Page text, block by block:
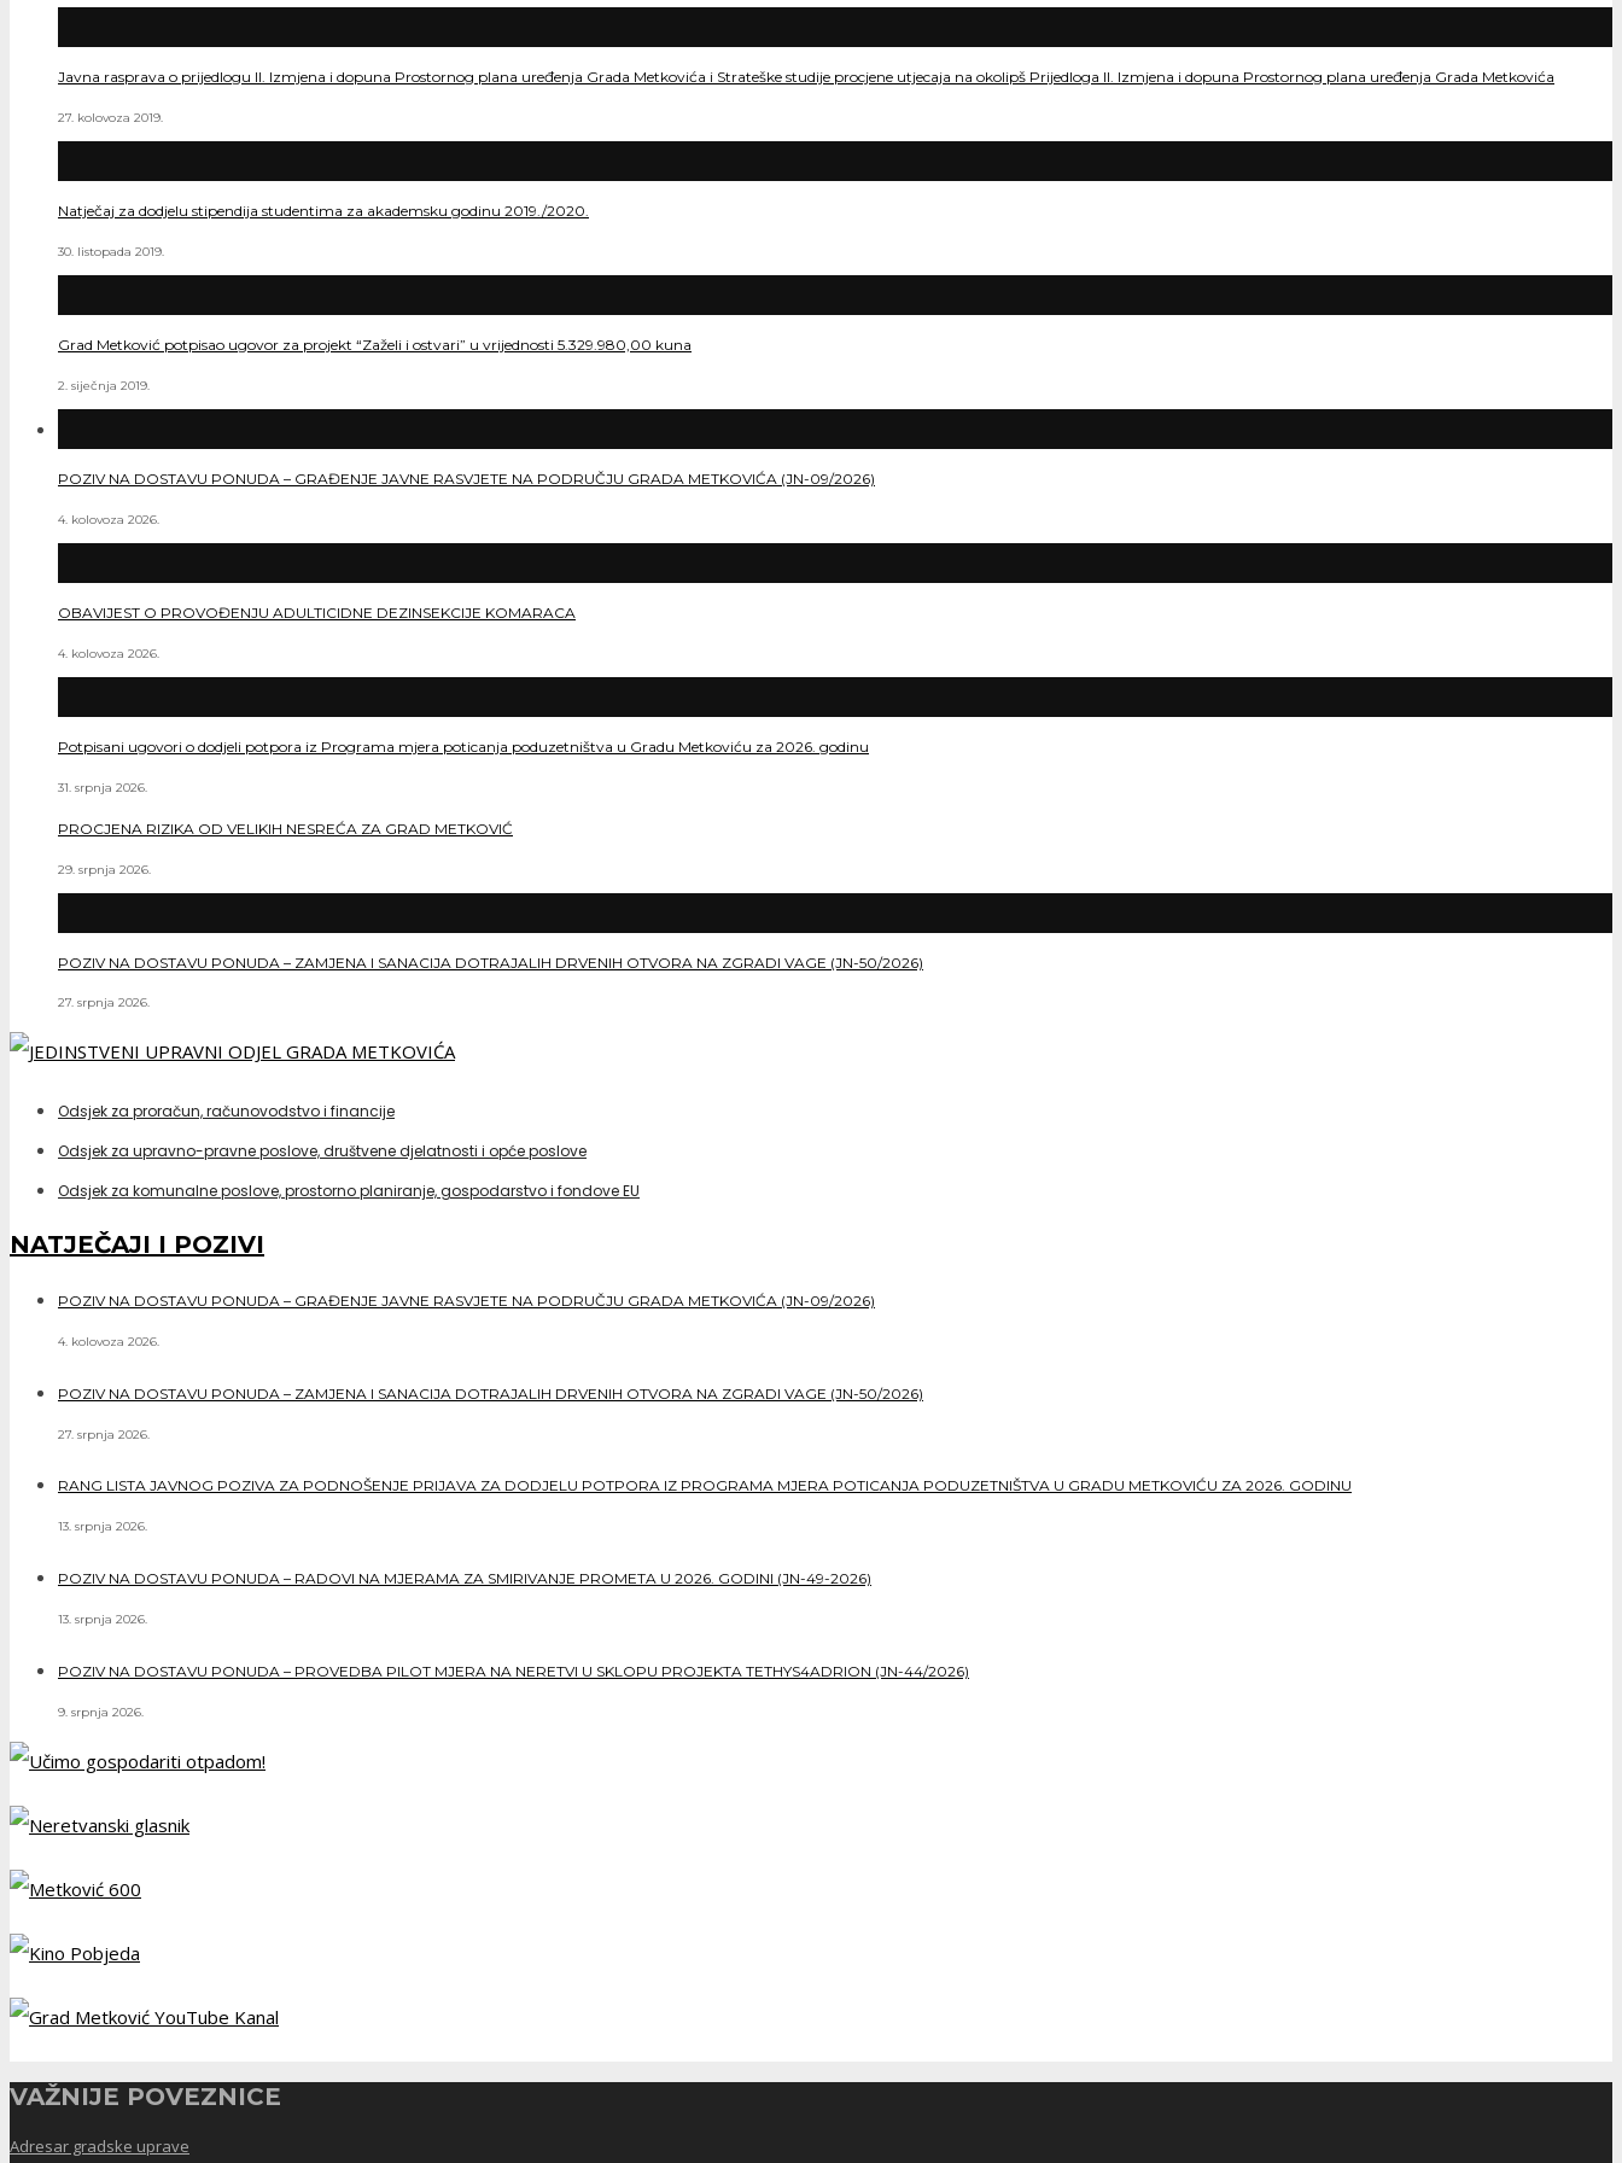
Javna rasprava o prijedlogu II. Izmjena i dopuna Prostornog plana uređenja Grada Metkovića i Strateške studije procjene utjecaja na okolipš Prijedloga II. Izmjena i dopuna Prostornog plana uređenja Grada Metkovića
27. kolovoza 2019.
Natječaj za dodjelu stipendija studentima za akademsku godinu 2019./2020.
30. listopada 2019.
Grad Metković potpisao ugovor za projekt “Zaželi i ostvari” u vrijednosti 5.329.980,00 kuna
2. siječnja 2019.
POZIV NA DOSTAVU PONUDA – GRAĐENJE JAVNE RASVJETE NA PODRUČJU GRADA METKOVIĆA (JN-09/2026)
4. kolovoza 2026.
OBAVIJEST O PROVOĐENJU ADULTICIDNE DEZINSEKCIJE KOMARACA
4. kolovoza 2026.
Potpisani ugovori o dodjeli potpora iz Programa mjera poticanja poduzetništva u Gradu Metkoviću za 2026. godinu
31. srpnja 2026.
PROCJENA RIZIKA OD VELIKIH NESREĆA ZA GRAD METKOVIĆ
29. srpnja 2026.
POZIV NA DOSTAVU PONUDA – ZAMJENA I SANACIJA DOTRAJALIH DRVENIH OTVORA NA ZGRADI VAGE (JN-50/2026)
27. srpnja 2026.
Odsjek za proračun, računovodstvo i financije
Odsjek za upravno-pravne poslove, društvene djelatnosti i opće poslove
Odsjek za komunalne poslove, prostorno planiranje, gospodarstvo i fondove EU
NATJEČAJI I POZIVI
POZIV NA DOSTAVU PONUDA – GRAĐENJE JAVNE RASVJETE NA PODRUČJU GRADA METKOVIĆA (JN-09/2026)
4. kolovoza 2026.
POZIV NA DOSTAVU PONUDA – ZAMJENA I SANACIJA DOTRAJALIH DRVENIH OTVORA NA ZGRADI VAGE (JN-50/2026)
27. srpnja 2026.
RANG LISTA JAVNOG POZIVA ZA PODNOŠENJE PRIJAVA ZA DODJELU POTPORA IZ PROGRAMA MJERA POTICANJA PODUZETNIŠTVA U GRADU METKOVIĆU ZA 2026. GODINU
13. srpnja 2026.
POZIV NA DOSTAVU PONUDA – RADOVI NA MJERAMA ZA SMIRIVANJE PROMETA U 2026. GODINI (JN-49-2026)
13. srpnja 2026.
POZIV NA DOSTAVU PONUDA – PROVEDBA PILOT MJERA NA NERETVI U SKLOPU PROJEKTA TETHYS4ADRION (JN-44/2026)
9. srpnja 2026.
VAŽNIJE POVEZNICE
Adresar gradske uprave